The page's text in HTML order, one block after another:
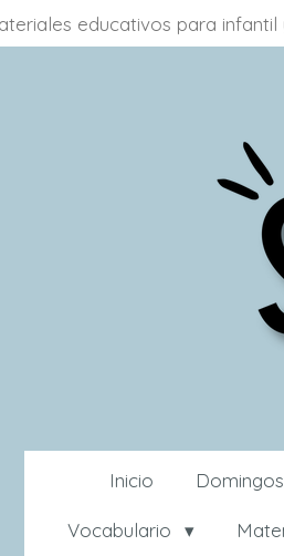
educativos para
Inicio
Vocabulario